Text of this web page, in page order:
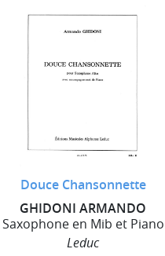
Douce Chansonnette
GHIDONI ARMANDO
Saxophone en Mib et Piano
Leduc